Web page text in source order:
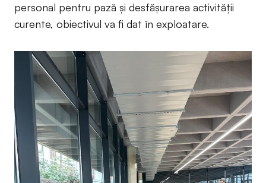
personal pentru pază și desfășurarea activității
curente, obiectivul va fi dat în exploatare.